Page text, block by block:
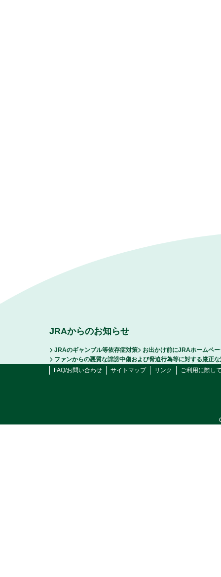
JRAからのお知らせ
JRAのギャンブル等依存症対策
お出かけ前にJRAホームペ
ファンからの悪質な誹謗中傷および脅迫行為等に対する厳正
FAQ/お問い合わせ
サイトマップ リンク ご利用に際し